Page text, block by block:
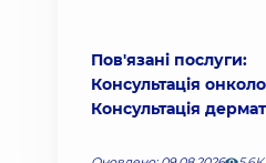
Пов'язані послуги:
Консультація
Консультація